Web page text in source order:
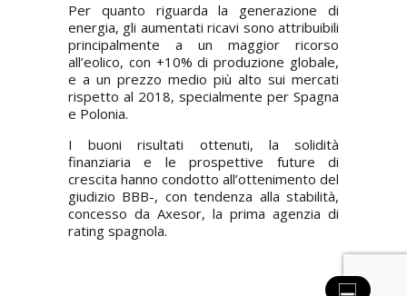
Per quanto riguarda la generazione di
energia, gli aumentati ricavi sono attribuibili
principalmente a un maggior ricorso
all’eolico, con +10% di produzione globale,
e a un prezzo medio più alto sui mercati
rispetto al 2018, specialmente per Spagna
e Polonia.
I buoni risultati ottenuti, la solidità
finanziaria e le prospettive future di
crescita hanno condotto all’ottenimento del
giudizio BBB-, con tendenza alla stabilità,
concesso da Axesor, la prima agenzia di
rating spagnola.